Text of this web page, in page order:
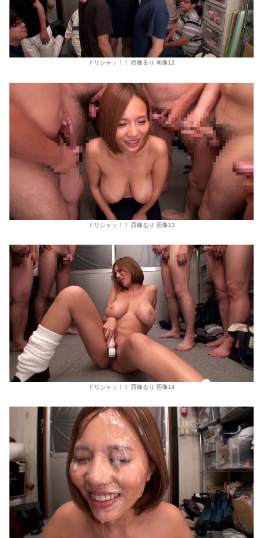
ドリシャッ！！ 西條るり 画像12
ドリシャッ！！ 西條るり 画像13
ドリシャッ！！ 西條るり 画像14